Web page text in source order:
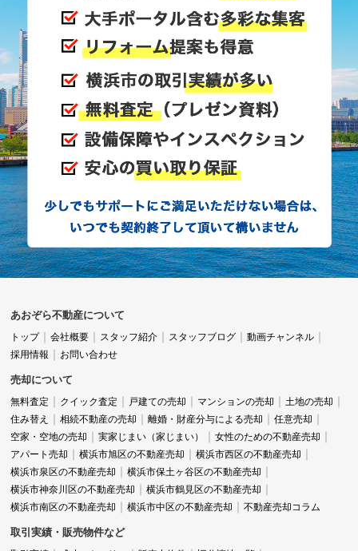
あおぞら不動産について
トップ 会社概要 スタッフ紹介 スタッフブログ
動画チャンネル
採用情報
お問い合わせ
売却について
無料査定 クイック査定 戸建ての売却 マンションの売却
土地の売却
住み替え
相続不動産の売却 離婚・財産分与による売却
任意売却
空家・空地の売却
実家じまい（家じまい）
女性のための不動産売却
アパート売却
横浜市旭区の不動産売却
横浜市西区の不動産売却
横浜市泉区の不動産売却
横浜市保土ヶ谷区の不動産売却
横浜市神奈川区の不動産売却
横浜市鶴見区の不動産売却
横浜市南区の不動産売却
横浜市中区の不動産売却 不動産売却コラム
取引実績・販売物件など